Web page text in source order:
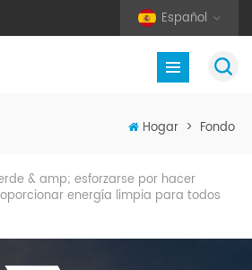
Español
Hogar > Fondo
& amp; esforzarse por hacer
energía limpia para todos